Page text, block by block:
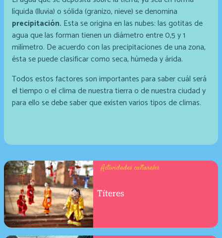
líquida (lluvia) o sólida (granizo, nieve) se denomina
precipitación. Esta se origina en las nubes: las gotitas de
agua que las forman tienen un diámetro entre 0,5 y 1
milímetro. De acuerdo con las precipitaciones de una zona,
ésta se puede clasificar como seca, húmeda y árida.
Todos estos factores son importantes para saber cuál será
el tiempo o el clima de nuestra tierra o de nuestra ciudad y
para ello se debe saber que existen varios tipos de climas.
Actividades culturales
Títeres